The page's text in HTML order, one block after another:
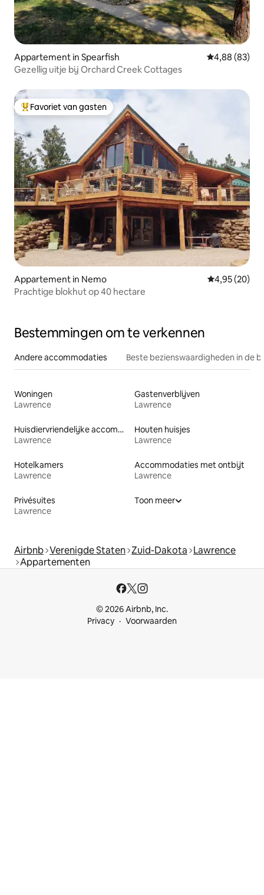
Appartement in Spearfish Gemiddelde
4,88 (83)
Gezellig uitje bij Orchard Creek Cottages
Topfavoriet van gasten
Favoriet van gasten
Appartement in Nemo Gemiddelde
4,95 (20)
Prachtige blokhut op 40 hectare
Bestemmingen om te verkennen
Andere accommodaties Beste bezienswaardigheden in de
Woningen
Lawrence
Gastenverblijven
Lawrence
Huisdiervriendelijke accommodaties
Lawrence
Houten huisjes
Lawrence
Hotelkamers
Lawrence
Accommodaties met ontbijt
Lawrence
Privésuites
Lawrence
Toon meer
Airbnb Verenigde Staten Zuid-Dakota Lawrence
Appartementen
© 2026 Airbnb, Inc.
Privacy
Voorwaarden